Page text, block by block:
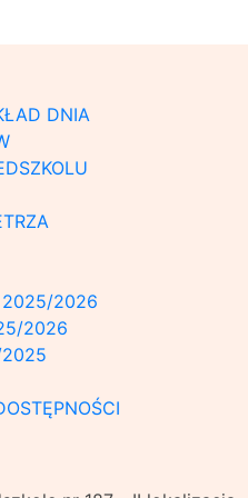
DNIA
2025/2026
2026